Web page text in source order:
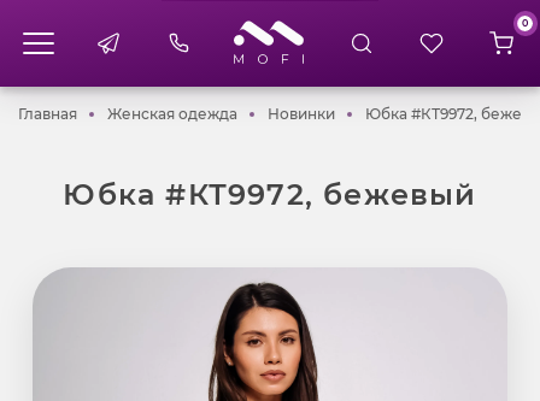
0
ГлавнаяГлавнаяЖенская одежда Женская одежда
НовинкиНовинкиЮбка #КТ9972,
Юбка #КТ9972, бежевый